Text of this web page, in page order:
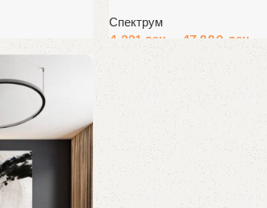
Спектрум
4,221 ден – 47,880 ден